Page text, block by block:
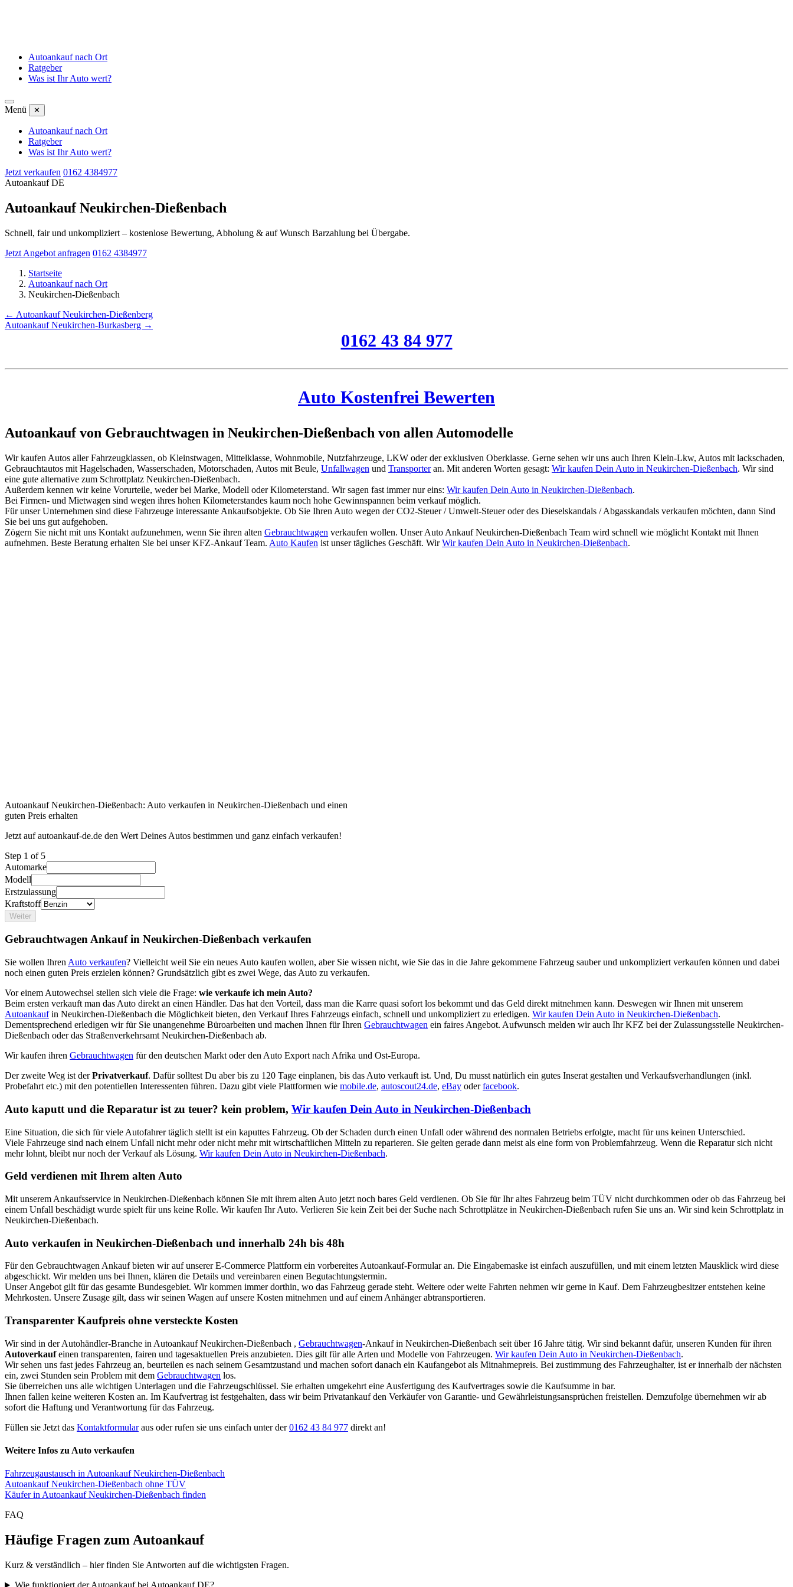
Autoankauf nach Ort
Ratgeber
Was ist Ihr Auto wert?
Menü ✕
Autoankauf nach Ort
Ratgeber
Was ist Ihr Auto wert?
Jetzt verkaufen 0162 4384977
Autoankauf DE
Autoankauf Neukirchen-Dießenbach
Schnell, fair und unkompliziert – kostenlose Bewertung, Abholung & auf Wunsch Barzahlung bei Übergabe.
Jetzt Angebot anfragen 0162 4384977
Startseite
Autoankauf nach Ort
Neukirchen-Dießenbach
← Autoankauf Neukirchen-Dießenberg
Autoankauf Neukirchen-Burkasberg →
0162 43 84 977
Auto Kostenfrei Bewerten
Autoankauf von Gebrauchtwagen in Neukirchen-Dießenbach von allen Automodelle
Wir kaufen Autos aller Fahrzeugklassen, ob Kleinstwagen, Mittelklasse, Wohnmobile, Nutzfahrzeuge, LKW oder der exklusiven Oberklasse. Gerne sehen wir uns auch Ihren Klein-Lkw, Autos mit lackschaden,
Gebrauchtautos mit Hagelschaden, Wasserschaden, Motorschaden, Autos mit Beule, Unfallwagen und Transporteran. Mit anderen Worten gesagt: Wir kaufen Dein Auto in Neukirchen-Dießenbach. Wir sind
eine gute alternative zum Schrottplatz Neukirchen-Dießenbach.
Außerdem kennen wir keine Vorurteile, weder bei Marke, Modell oder Kilometerstand. Wir sagen fast immer nur eins: Wir kaufen Dein Auto in Neukirchen-Dießenbach.
Bei Firmen- und Mietwagen sind wegen ihres hohen Kilometerstandes kaum noch hohe Gewinnspannen beim verkauf möglich.
Für unser Unternehmen sind diese Fahrzeuge interessante Ankaufsobjekte. Ob Sie Ihren Auto wegen der CO2-Steuer / Umwelt-Steuer oder des Dieselskandals / Abgasskandals verkaufen möchten, dann Sind
Sie bei uns gut aufgehoben.
Zögern Sie nicht mit uns Kontakt aufzunehmen, wenn Sie ihren alten Gebrauchtwagen verkaufen wollen. Unser Auto Ankauf Neukirchen-Dießenbach Team wird schnell wie möglicht Kontakt mit Ihnen
aufnehmen. Beste Beratung erhalten Sie bei unser KFZ-Ankauf Team. Auto Kaufen ist unser tägliches Geschäft. WirWir kaufen Dein Auto in Neukirchen-Dießenbach.
Autoankauf Neukirchen-Dießenbach: Auto verkaufen in Neukirchen-Dießenbach und einen
guten Preis erhalten
Jetzt auf autoankauf-de.de den Wert Deines Autos bestimmen und ganz einfach verkaufen!
Step 1 of 5
Automarke
Modell
Erstzulassung
Kraftstoff
Weiter
Gebrauchtwagen Ankauf in Neukirchen-Dießenbach verkaufen
Sie wollen Ihren Auto verkaufen? Vielleicht weil Sie ein neues Auto kaufen wollen, aber Sie wissen nicht, wie Sie das in die Jahre gekommene Fahrzeug sauber und unkompliziert verkaufen können und dabei
noch einen guten Preis erzielen können? Grundsätzlich gibt es zwei Wege, das Auto zu verkaufen.
Vor einem Autowechsel stellen sich viele die Frage: wie verkaufe ich mein Auto?
Beim ersten verkauft man das Auto direkt an einen Händler. Das hat den Vorteil, dass man die Karre quasi sofort los bekommt und das Geld direkt mitnehmen kann. Deswegen wir Ihnen mit unserem
Autoankaufin Neukirchen-Dießenbach die Möglichkeit bieten, den Verkauf Ihres Fahrzeugs einfach, schnell und unkompliziert zu erledigen. Wir kaufen Dein Auto in Neukirchen-Dießenbach.
Dementsprechend erledigen wir für Sie unangenehme Büroarbeiten und machen Ihnen für Ihren Gebrauchtwagen ein faires Angebot. Aufwunsch melden wir auch Ihr KFZ bei der Zulassungsstelle Neukirchen-
Dießenbach oder das Straßenverkehrsamt Neukirchen-Dießenbach ab.
Wir kaufen ihren Gebrauchtwagen für den deutschen Markt oder den Auto Export nach Afrika und Ost-Europa.
Der zweite Weg ist derPrivatverkauf. Dafür solltest Du aber bis zu 120 Tage einplanen, bis das Auto verkauft ist. Und, Du musst natürlich ein gutes Inserat gestalten und Verkaufsverhandlungen (inkl.
Probefahrt etc.) mit den potentiellen Interessenten führen. Dazu gibt viele Plattformen wie mobile.de, autoscout24.de, eBay oderfacebook.
Auto kaputt und die Reparatur ist zu teuer? kein problem, Wir kaufen Dein Auto in Neukirchen-Dießenbach
Eine Situation, die sich für viele Autofahrer täglich stellt ist ein kaputtes Fahrzeug. Ob der Schaden durch einen Unfall oder während des normalen Betriebs erfolgte, macht für uns keinen Unterschied.
Viele Fahrzeuge sind nach einem Unfall nicht mehr oder nicht mehr mit wirtschaftlichen Mitteln zu reparieren. Sie gelten gerade dann meist als eine form von Problemfahrzeug. Wenn die Reparatur sich nicht
mehr lohnt, bleibt nur noch der Verkauf als Lösung. Wir kaufen Dein Auto in Neukirchen-Dießenbach.
Geld verdienen mit Ihrem alten Auto
Mit unserem Ankaufsservice in Neukirchen-Dießenbach können Sie mit ihrem alten Auto jetzt noch bares Geld verdienen. Ob Sie für Ihr altes Fahrzeug beim TÜV nicht durchkommen oder ob das Fahrzeug bei
einem Unfall beschädigt wurde spielt für uns keine Rolle. Wir kaufen Ihr Auto. Verlieren Sie kein Zeit bei der Suche nach Schrottplätze in Neukirchen-Dießenbach rufen Sie uns an. Wir sind kein Schrottplatz in
Neukirchen-Dießenbach.
Auto verkaufen in Neukirchen-Dießenbach und innerhalb 24h bis 48h
Für den Gebrauchtwagen Ankauf bieten wir auf unserer E-Commerce Plattform ein vorbereites Autoankauf-Formular an. Die Eingabemaske ist einfach auszufüllen, und mit einem letzten Mausklick wird diese
abgeschickt. Wir melden uns bei Ihnen, klären die Details und vereinbaren einen Begutachtungstermin.
Unser Angebot gilt für das gesamte Bundesgebiet. Wir kommen immer dorthin, wo das Fahrzeug gerade steht. Weitere oder weite Fahrten nehmen wir gerne in Kauf. Dem Fahrzeugbesitzer entstehen keine
Mehrkosten. Unsere Zusage gilt, dass wir seinen Wagen auf unsere Kosten mitnehmen und auf einem Anhänger abtransportieren.
Transparenter Kaufpreis ohne versteckte Kosten
Wir sind in der Autohändler-Branche in Autoankauf Neukirchen-Dießenbach , Gebrauchtwagen-Ankauf in Neukirchen-Dießenbach seit über 16 Jahre tätig. Wir sind bekannt dafür, unseren Kunden für ihren
Autoverkaufeinen transparenten, fairen und tagesaktuellen Preis anzubieten. Dies gilt für alle Arten und Modelle von Fahrzeugen. Wir kaufen Dein Auto in Neukirchen-Dießenbach.
Wir sehen uns fast jedes Fahrzeug an, beurteilen es nach seinem Gesamtzustand und machen sofort danach ein Kaufangebot als Mitnahmepreis. Bei zustimmung des Fahrzeughalter, ist er innerhalb der nächsten
ein, zwei Stunden sein Problem mit dem Gebrauchtwagen los.
Sie überreichen uns alle wichtigen Unterlagen und die Fahrzeugschlüssel. Sie erhalten umgekehrt eine Ausfertigung des Kaufvertrages sowie die Kaufsumme in bar.
Ihnen fallen keine weiteren Kosten an. Im Kaufvertrag ist festgehalten, dass wir beim Privatankauf den Verkäufer von Garantie- und Gewährleistungsansprüchen freistellen. Demzufolge übernehmen wir ab
sofort die Haftung und Verantwortung für das Fahrzeug.
Füllen sie Jetzt das Kontaktformularaus oder rufen sie uns einfach unter der0162 43 84 977 direkt an!
Weitere Infos zu Auto verkaufen
Fahrzeugaustausch in Autoankauf Neukirchen-Dießenbach
Autoankauf Neukirchen-Dießenbach ohne TÜV
Käufer in Autoankauf Neukirchen-Dießenbach finden
FAQ
Häufige Fragen zum Autoankauf
Kurz & verständlich – hier finden Sie Antworten auf die wichtigsten Fragen.